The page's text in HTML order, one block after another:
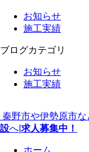
お知らせ
施工実績
ブログカテゴリ
お知らせ
施工実績
秦野市や伊勢原市
設へ| 求人募集中！
ホーム